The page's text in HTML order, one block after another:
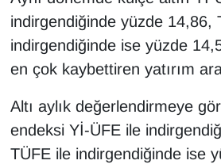
indirgendiğinde yüzde 14,86,
indirgendiğinde ise yüzde
en çok kaybettiren yatırım
Altı aylık değerlendirmeye
endeksi Yİ-ÜFE ile
TÜFE ile indirgendiğinde ise
TEBRİK
TEKNOLOJİ
Turizm
VAN'DA SPOR